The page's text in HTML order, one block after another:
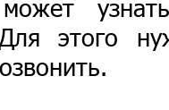
может
этого